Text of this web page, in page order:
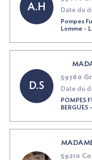
A.H
Date du
Pompes
Lomme -
D.S
59760
Date du
POMPES
BERGUES
59210